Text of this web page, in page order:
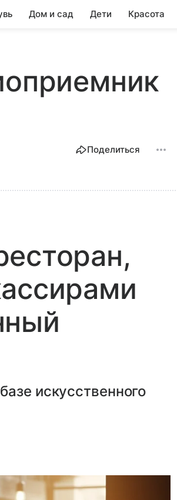
Дом и сад Дети Красота
Поделиться
искусственного